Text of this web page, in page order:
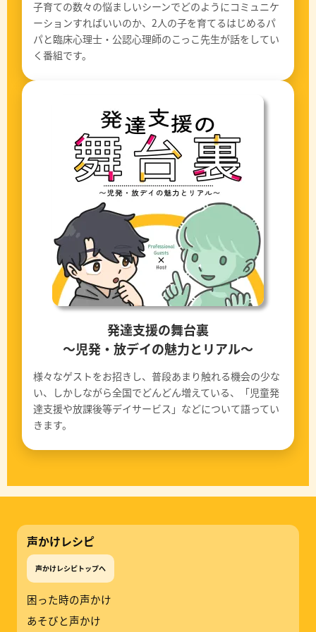
子育ての数々の悩ましいシーンでどのようにコミュニケ
ーションすればいいのか、2人の子を育てるはじめるパ
パと臨床心理士・公認心理師のこっこ先生が話をしてい
く番組です。
発達支援の舞台裏
〜児発・放デイの魅力とリアル〜
様々なゲストをお招きし、普段あまり触れる機会の少な
い、しかしながら全国でどんどん増えている、「児童発
達支援や放課後等デイサービス」などについて語ってい
きます。
声かけレシピ
声かけレシピトップへ
困った時の声かけ
あそびと声かけ